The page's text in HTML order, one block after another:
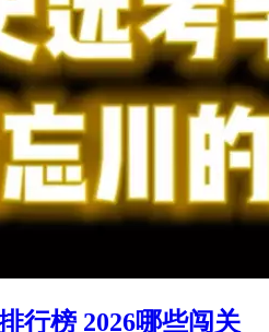
行榜 2026哪些闯关